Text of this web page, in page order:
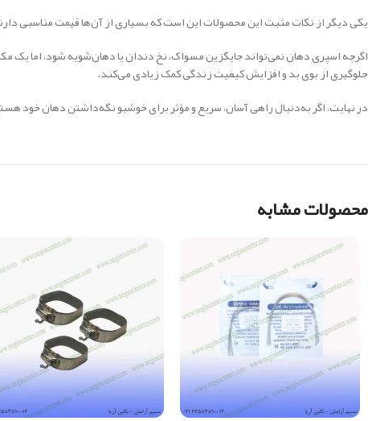
یکی دیگر از نکات مثبت این محصولات این است که بسیاری از آن‌ها قیمت مناسبی
اگرچه اسپری دهان نمی‌تواند جایگزین مسواک، نخ دندان یا دهان‌شویه شود، اما
جلوگیری از بوی بد و افزایش کیفیت زندگی کمک زیادی می‌کند.
در نهایت، اگر به‌دنبال راهی آسان، سریع و مؤثر برای خوشبو نگه‌داشتن دهان خود
محصولات مشابه